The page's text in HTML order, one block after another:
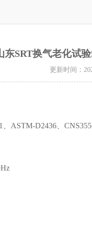
东SRT换气老化试
更新时间：
ASTM-D2436、